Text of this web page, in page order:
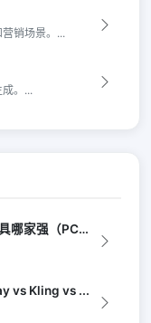
销场景。...
。...
Wordtune vs QuillBot：AI改写润色工具哪家强（PCMag）
vs Kling vs ...